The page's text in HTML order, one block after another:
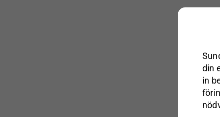
din
in